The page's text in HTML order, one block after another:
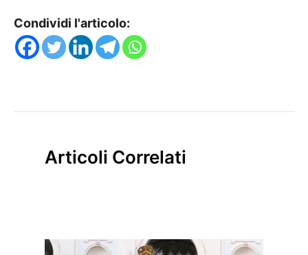
Condividi l'articolo:
Articoli Correlati